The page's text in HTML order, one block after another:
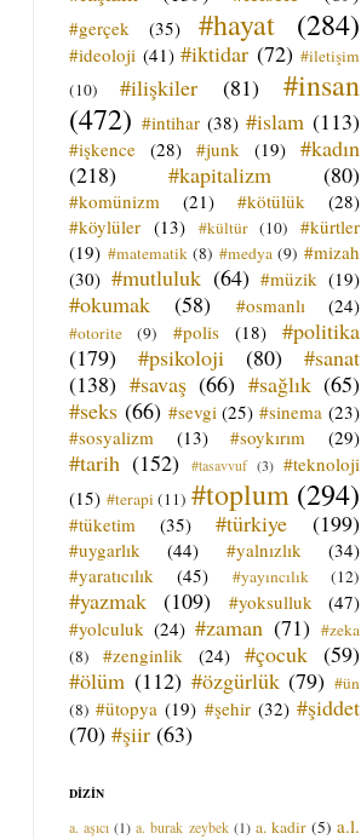
#gerçek (35) #hayat (284)
#ideoloji (41) #iktidar (72) #iletişim
(10)
#ilişkiler (81)
#insan
(472) #intihar (38) #islam (113)
#işkence (28) #junk (19) #kadın
(218)
#kapitalizm (80)
#komünizm (21) #kötülük
(28)
#köylüler (13) #kültür (10)
#kürtler
(19) #matematik (8) #medya (9) #mizah
(30) #mutluluk (64) #müzik (19)
#okumak (58) #osmanlı (24)
#otorite (9) #polis (18)
#politika
(179)
#psikoloji (80)
#sanat
(138) #savaş (66) #sağlık (65)
#seks (66) #sevgi (25) #sinema (23)
#sosyalizm
(13) #soykırım (29)
#tarih (152) #tasavvuf (3) #teknoloji
(15) #terapi (11) #toplum (294)
#tüketim (35) #türkiye (199)
#uygarlık (44) #yalnızlık
(34)
#yaratıcılık
(45) #yayıncılık (12)
#yazmak (109) #yoksulluk
(47)
#yolculuk (24) #zaman (71) #zeka
(8)
#zenginlik (24) #çocuk (59)
#ölüm (112) #özgürlük (79) #ün
(8) #ütopya (19) #şehir (32) #şiddet
(70) #şiir (63)
DİZİN
a. aşıcı (1) a. burak zeybek (1) a. kadir (5) a.l.